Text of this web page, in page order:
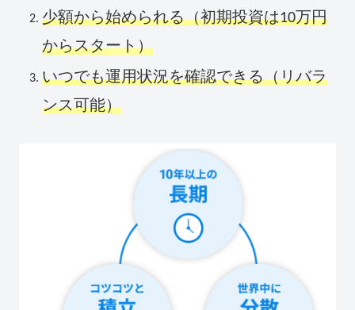
少額から始められる（初期投資は10万円
からスタート）
いつでも運用状況を確認できる（リバラ
ンス可能）